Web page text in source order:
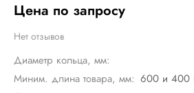
Цена по запросу
Нет отзывов
Диаметр кольца, мм:
Миним. длина товара, мм: